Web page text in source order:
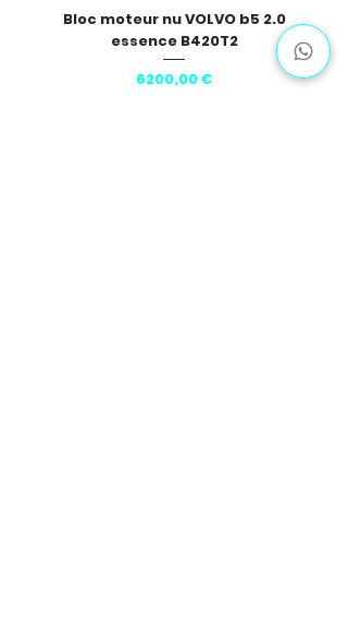
Bloc moteur nu VOLVO b5 2.0
essence B420T2
Precio
6200,00 €